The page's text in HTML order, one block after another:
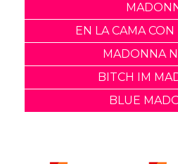
EN LA CAMA
MADONNA
BITCH IM
BLUE